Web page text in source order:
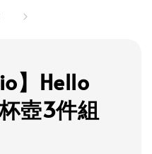
】Hello
壺3件組